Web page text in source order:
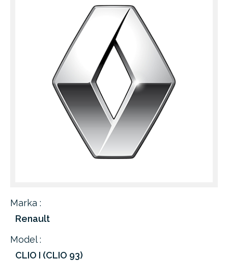
Marka :
Renault
Model :
CLIO I (CLIO 93)